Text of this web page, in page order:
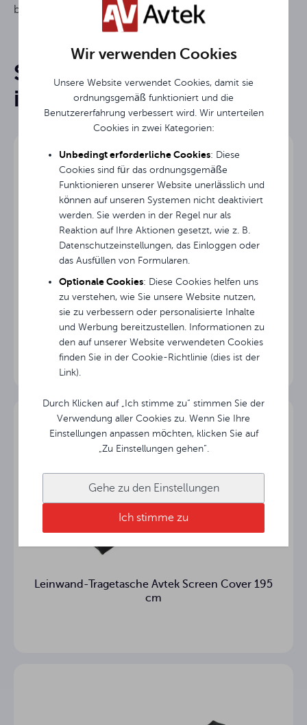
Wir verwenden Cookies
Unsere Website verwendet Cookies, damit sie
ordnungsgemäß funktioniert und die
Benutzererfahrung verbessert wird. Wir unterteilen
Cookies in zwei Kategorien:
Unbedingt erforderliche Cookies: Diese
Cookies sind für das ordnungsgemäße
Funktionieren unserer Website unerlässlich und
können auf unseren Systemen nicht deaktiviert
werden. Sie werden in der Regel nur als
Reaktion auf Ihre Aktionen gesetzt, wie z. B.
Datenschutzeinstellungen, das Einloggen oder
das Ausfüllen von Formularen.
Optionale Cookies: Diese Cookies helfen uns
zu verstehen, wie Sie unsere Website nutzen,
sie zu verbessern oder personalisierte Inhalte
und Werbung bereitzustellen. Informationen zu
den auf unserer Website verwendeten Cookies
finden Sie in der Cookie-Richtlinie (dies ist der
Link).
Durch Klicken auf „Ich stimme zu“ stimmen Sie der
Verwendung aller Cookies zu. Wenn Sie Ihre
Einstellungen anpassen möchten, klicken Sie auf
„Zu Einstellungen gehen“.
Gehe zu den Einstellungen
Ich stimme zu
betrachteten Bildes
Format
Diagonale 125.4 "
Höhe des
Bildschirms
200 cm
Bildbreite 270 cm
Bildhöhe 169 cm
Seitliche schwarze
Rahmen
5 cm
Schwarz TOP 27 cm
Projektionsfläche
Betrachtungswinkel °
Schwarzer Boden 4 cm
Länge des
Gehäuses
Querschnitt
cm
10.3 kg
Instrukcja obsługi
Avtek Video,Business, Cinema, Wall - rozwijane ręc
Rysunek techniczny w PDF do ekranu Business 280
Sie könnten an ihnen
interessiert sein
Mobile Rahmenleinwand Avtek FOLD 280 (16:9)
Leinwand-Tragetasche Avtek Screen Cover 195
cm